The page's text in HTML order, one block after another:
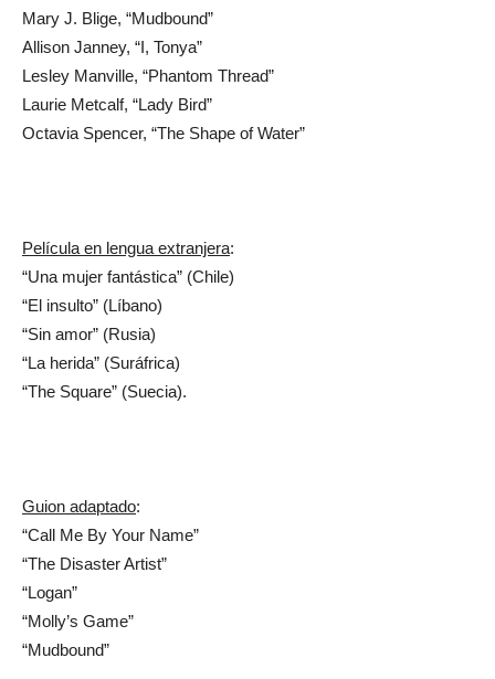
Mary J. Blige, “Mudbound”
Allison Janney, “I, Tonya”
Lesley Manville, “Phantom Thread”
Laurie Metcalf, “Lady Bird”
Octavia Spencer, “The Shape of Water”
Película en lengua extranjera:
“Una mujer fantástica” (Chile)
“El insulto” (Líbano)
“Sin amor” (Rusia)
“La herida” (Suráfrica)
“The Square” (Suecia).
Guion adaptado:
“Call Me By Your Name”
“The Disaster Artist”
“Logan”
“Molly’s Game”
“Mudbound”